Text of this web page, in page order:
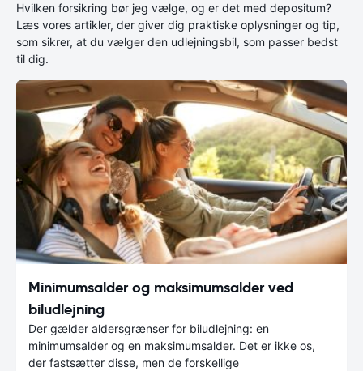
Hvilken forsikring bør jeg vælge, og er det med depositum?
Læs vores artikler, der giver dig praktiske oplysninger og tip,
som sikrer, at du vælger den udlejningsbil, som passer bedst
til dig.
Minimumsalder og maksimumsalder ved
biludlejning
Der gælder aldersgrænser for biludlejning: en
minimumsalder og en maksimumsalder. Det er ikke os,
der fastsætter disse, men de forskellige